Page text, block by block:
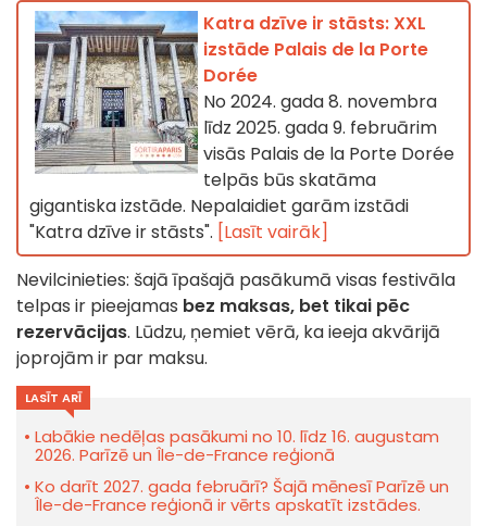
Katra dzīve ir stāsts: XXL
izstāde Palais de la Porte
Dorée
No 2024. gada 8. novembra
līdz 2025. gada 9. februārim
visās Palais de la Porte Dorée
telpās būs skatāma
gigantiska izstāde. Nepalaidiet garām izstādi
"Katra dzīve ir stāsts". [Lasīt vairāk]
Nevilcinieties: šajā īpašajā pasākumā visas festivāla
telpas ir pieejamas bez maksas, bet tikai pēc
rezervācijas. Lūdzu, ņemiet vērā, ka ieeja akvārijā
joprojām ir par maksu.
LASĪT ARĪ
Labākie nedēļas pasākumi no 10. līdz 16. augustam
2026. Parīzē un Île-de-France reģionā
Ko darīt 2027. gada februārī? Šajā mēnesī Parīzē un
Île-de-France reģionā ir vērts apskatīt izstādes.